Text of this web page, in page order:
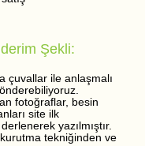
Şekli:
çuvallar ile anlaşmalı
fotoğraflar, besin
site ilk
yazılmıştır.
tekniğinden ve